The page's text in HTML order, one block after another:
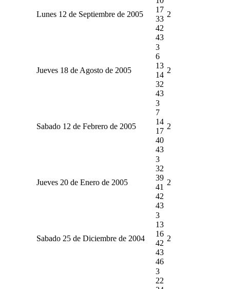
Lunes 12 de Septiembre de 2005
17
33
42
43
2
Jueves 18 de Agosto de 2005
3
6
13
14
32
43
2
Sabado 12 de Febrero de 2005
3
7
14
17
40
43
2
Jueves 20 de Enero de 2005
3
32
39
41
42
43
2
Sabado 25 de Diciembre de 2004
3
13
16
42
43
46
2
3
22